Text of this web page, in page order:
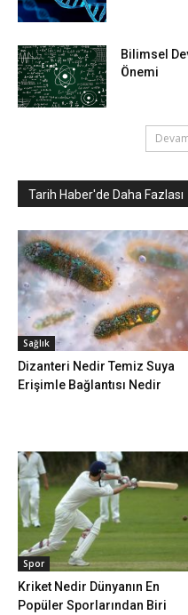
Bilimsel
Önemi
Tarih Haber'de Daha Fazlası
Sağlık
Dizanteri Nedir Temiz Suya
Erişimle Bağlantısı Nedir
Spor
Kriket Nedir Dünyanın En
Popüler Sporlarından Biri